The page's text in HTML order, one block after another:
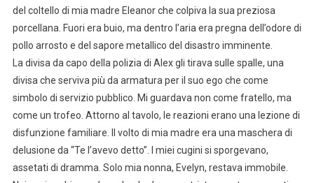
del coltello di mia madre Eleanor che colpiva la sua preziosa
porcellana. Fuori era buio, ma dentro l’aria era pregna dell’odore di
pollo arrosto e del sapore metallico del disastro imminente.
La divisa da capo della polizia di Alex gli tirava sulle spalle, una
divisa che serviva più da armatura per il suo ego che come
simbolo di servizio pubblico. Mi guardava non come fratello, ma
come un trofeo. Attorno al tavolo, le reazioni erano una lezione di
disfunzione familiare. Il volto di mia madre era una maschera di
delusione da “Te l’avevo detto”. I miei cugini si sporgevano,
assetati di dramma. Solo mia nonna, Evelyn, restava immobile.